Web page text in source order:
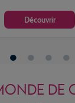
Découvrir
DE